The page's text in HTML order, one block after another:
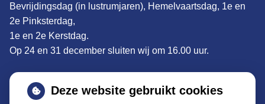
Bevrijdingsdag (in lustrumjaren), Hemelvaartsdag, 1e en
2e Pinksterdag,
1e en 2e Kerstdag.
Op 24 en 31 december sluiten wij om 16.00 uur.
Adres:
Deze website gebruikt cookies